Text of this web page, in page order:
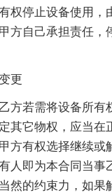
权停止设备使用，
方自己承担责任，
更
若需将设备所有
其它物权，应当在
方有权选择继续或
人即为本合同当事
然的约束力，如果